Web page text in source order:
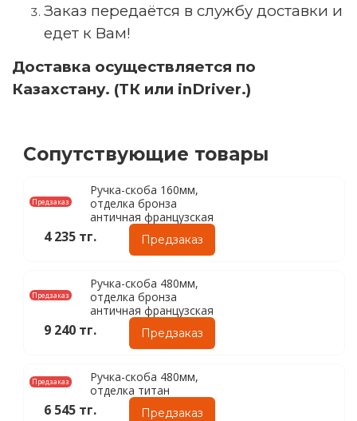
Заказ передаётся в службу доставки и
едет к Вам!
Доставка осуществляется по
Казахстану. (ТК или inDriver.)
Сопутствующие товары
Предзаказ
Ручка-скоба 160мм,
отделка бронза
античная французская
4 235 тг. Предзаказ
Предзаказ
Ручка-скоба 480мм,
отделка бронза
античная французская
9 240 тг. Предзаказ
Предзаказ
Ручка-скоба 480мм,
отделка титан
6 545 тг. Предзаказ